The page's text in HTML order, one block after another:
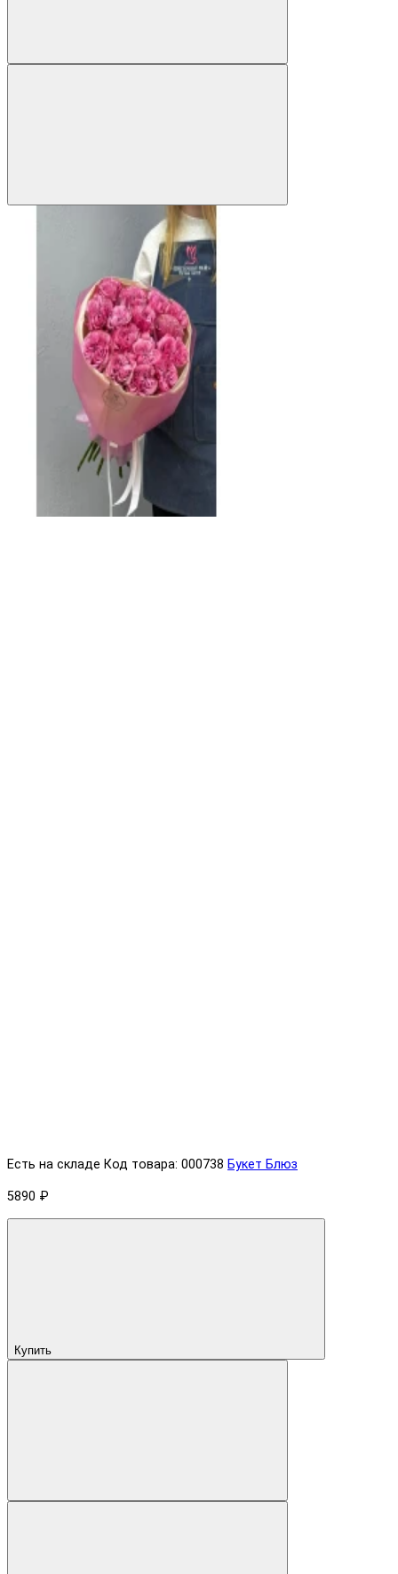
Есть на складе Код товара: 000738 Букет Блюз
5890 ₽
Купить